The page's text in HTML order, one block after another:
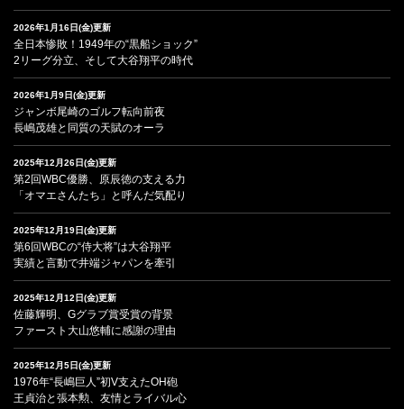
2026年1月16日(金)更新
全日本惨敗！1949年の“黒船ショック”
2リーグ分立、そして大谷翔平の時代
2026年1月9日(金)更新
ジャンボ尾崎のゴルフ転向前夜
長嶋茂雄と同質の天賦のオーラ
2025年12月26日(金)更新
第2回WBC優勝、原辰徳の支える力
「オマエさんたち」と呼んだ気配り
2025年12月19日(金)更新
第6回WBCの“侍大将”は大谷翔平
実績と言動で井端ジャパンを牽引
2025年12月12日(金)更新
佐藤輝明、Gグラブ賞受賞の背景
ファースト大山悠輔に感謝の理由
2025年12月5日(金)更新
1976年“長嶋巨人”初V支えたOH砲
王貞治と張本勲、友情とライバル心